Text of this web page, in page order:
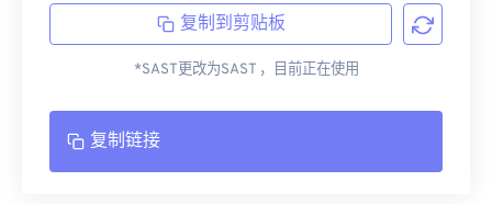
复制到剪贴板
*SAST更改为SAST ，目前正在使用
复制链接